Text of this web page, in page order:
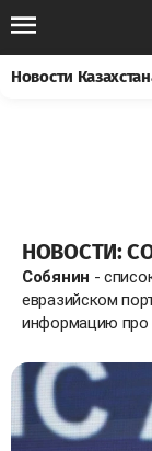
Новости
НОВОСТИ:
Собянин -
евразийском
информацию про